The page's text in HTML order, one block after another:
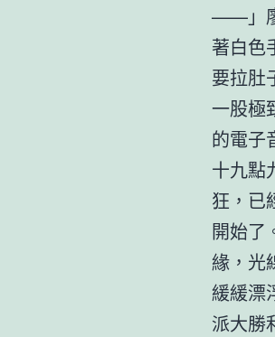
——」
著白色
要拉肚
一股極
的電子
十九點
狂，已
開始了
緣，光
緩緩漂
派大勝